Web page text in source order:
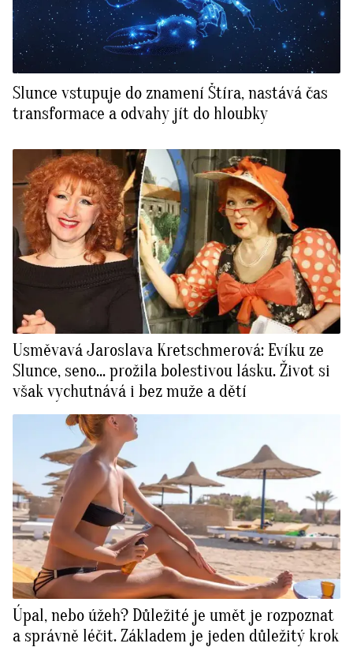
Slunce vstupuje do znamení Štíra, nastává čas
transformace a odvahy jít do hloubky
Usměvavá Jaroslava Kretschmerová: Evíku ze
Slunce, seno... prožila bolestivou lásku. Život si
však vychutnává i bez muže a dětí
Úpal, nebo úžeh? Důležité je umět je rozpoznat
a správně léčit. Základem je jeden důležitý krok